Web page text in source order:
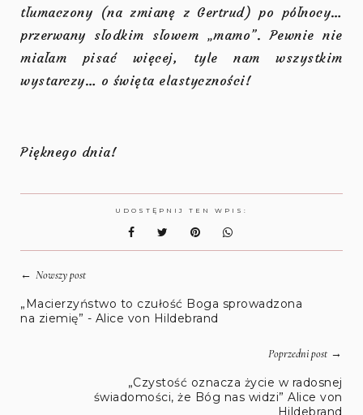
tłumaczony (na zmianę z Gertrud) po północy…
przerwany słodkim słowem „mamo”. Pewnie nie
miałam pisać więcej, tyle nam wszystkim
wystarczy… o święta elastyczności!
Pięknego dnia!
UDOSTĘPNIJ TEN WPIS:
←Nowszy post
„Macierzyństwo to czułość Boga sprowadzona
na ziemię” - Alice von Hildebrand
Poprzedni post→
„Czystość oznacza życie w radosnej
świadomości, że Bóg nas widzi” Alice von
Hildebrand